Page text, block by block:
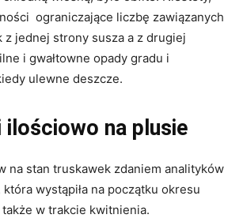
ograniczające liczbę zawiązanych
z jednej strony susza a z drugiej
i gwałtowne opady gradu i
ulewne deszcze.
ilościowo na plusie
na stan truskawek zdaniem analityków
która wystąpiła na początku okresu
w trakcie kwitnienia.